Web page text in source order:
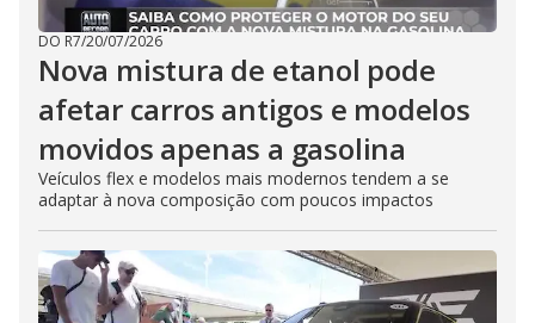
DO R7/20/07/2026
Nova mistura de etanol pode
afetar carros antigos e modelos
movidos apenas a gasolina
Veículos flex e modelos mais modernos tendem a se
adaptar à nova composição com poucos impactos